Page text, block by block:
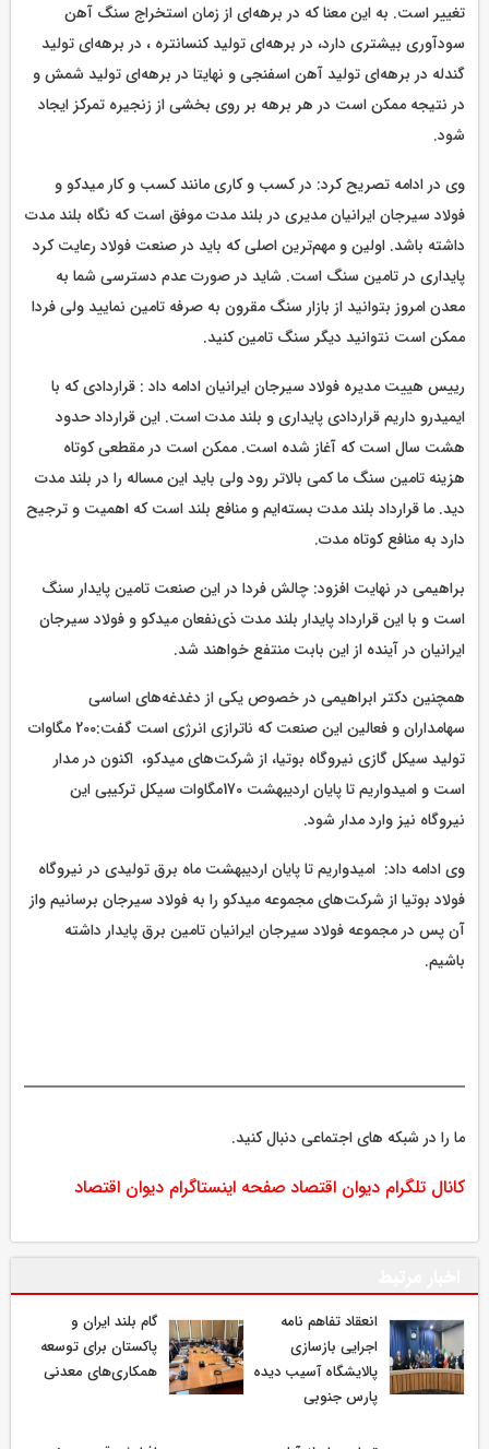
تغییر است. به این معنا که در برهه‌ای از زمان استخراج سنگ آهن
سودآوری بیشتری دارد، در برهه‌ای تولید کنسانتره ، در برهه‌ای تولید
گندله در برهه‌ای تولید آهن اسفنجی و نهایتا در برهه‌ای تولید شمش و
در نتیجه ممکن است در هر برهه بر روی بخشی از زنجیره تمرکز ایجاد
شود.
وی در ادامه تصریح کرد: در کسب و کاری مانند کسب و کار میدکو و
فولاد سیرجان ایرانیان مدیری در بلند مدت موفق است که نگاه بلند مدت
داشته باشد. اولین و مهم‌ترین اصلی که باید در صنعت فولاد رعایت کرد
پایداری در تامین سنگ است. شاید در صورت عدم دسترسی شما به
معدن امروز بتوانید از بازار سنگ مقرون به صرفه تامین نمایید ولی فردا
ممکن است نتوانید دیگر سنگ تامین کنید.
رییس هییت مدیره فولاد سیرجان ایرانیان ادامه داد : قراردادی که با
ایمیدرو داریم قراردادی پایداری و بلند مدت است. این قرارداد حدود
هشت سال است که آغاز شده است. ممکن است در مقطعی کوتاه
هزینه تامین سنگ ما کمی بالاتر رود ولی باید این مساله را در بلند مدت
دید. ما قرارداد بلند مدت بسته‌ایم و منافع بلند است که اهمیت و ترجیح
دارد به منافع کوتاه مدت.
براهیمی در نهایت افزود: چالش فردا در این صنعت تامین پایدار سنگ
است و با این قرارداد پایدار بلند مدت ذی‌نفعان میدکو و فولاد سیرجان
ایرانیان در آینده از این بابت منتفع خواهند شد.
همچنین دکتر ابراهیمی در خصوص یکی از دغدغه‌های اساسی
سهامداران و فعالین این صنعت که ناترازی انرژی است گفت:200 مگاوات
تولید سیکل گازی نیروگاه بوتیا، از شرکت‌های میدکو، اکنون در مدار
است و امیدواریم تا پایان اردیبهشت 170مگاوات سیکل ترکیبی این
نیروگاه نیز وارد مدار شود.
وی ادامه داد: امیدواریم تا پایان اردیبهشت ماه برق تولیدی در نیروگاه
فولاد بوتیا از شرکت‌های مجموعه میدکو را به فولاد سیرجان برسانیم واز
آن پس در مجموعه فولاد سیرجان ایرانیان تامین برق پایدار داشته
باشیم.
ما را در شبکه های اجتماعی دنبال کنید.
کانال تلگرام دیوان اقتصاد صفحه اینستاگرام دیوان اقتصاد
انعقاد تفاهم نامه
اجرایی بازسازی
پالایشگاه آسیب دیده
پارس جنوبی
گام بلند ایران و
پاکستان برای توسعه
همکاری‌های معدنی